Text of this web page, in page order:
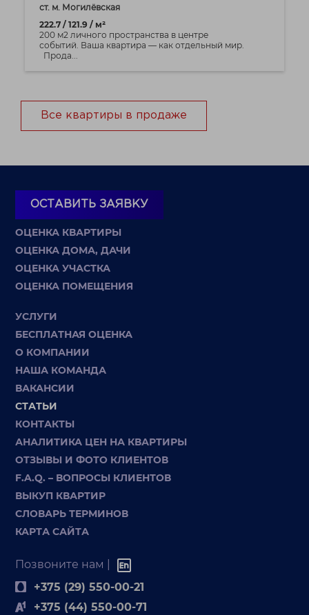
ст. м. Могилёвская
222.7 / 121.9 / м²
200 м2 личного пространства в центре
событий. Ваша квартира — как отдельный мир.
Прода...
Все квартиры в продаже
ОСТАВИТЬ ЗАЯВКУ
ОЦЕНКА КВАРТИРЫ
ОЦЕНКА ДОМА, ДАЧИ
ОЦЕНКА УЧАСТКА
ОЦЕНКА ПОМЕЩЕНИЯ
УСЛУГИ
БЕСПЛАТНАЯ ОЦЕНКА
О КОМПАНИИ
НАША КОМАНДА
ВАКАНСИИ
СТАТЬИ
КОНТАКТЫ
АНАЛИТИКА ЦЕН НА КВАРТИРЫ
ОТЗЫВЫ И ФОТО КЛИЕНТОВ
F.A.Q. – ВОПРОСЫ КЛИЕНТОВ
ВЫКУП КВАРТИР
СЛОВАРЬ ТЕРМИНОВ
КАРТА САЙТА
Позвоните нам |
+375 (29) 550-00-21
+375 (44) 550-00-71